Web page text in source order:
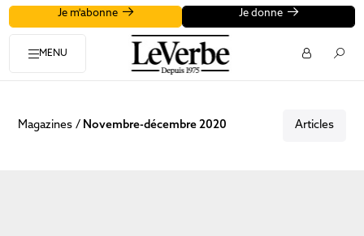
Je m'abonne Je donne
MENU
Magazines Novembre-décembre 2020 Articles